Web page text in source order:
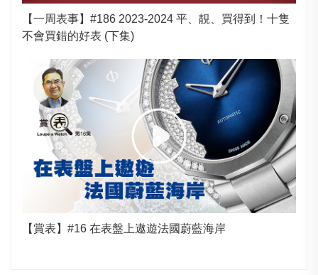
【一周表事】#186 2023-2024 平、靚、買得到！十隻
不會買錯的好表 (下集)
【賞表】#16 在表盤上遨遊法國蔚藍海岸